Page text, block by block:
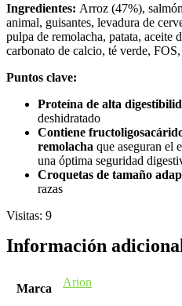
Ingredientes: Arroz (47%),
animal, guisantes, levadura de
pulpa de remolacha, patata, aceite
carbonato de calcio, té verde,
Puntos clave:
Proteína de alta
deshidratado
Contiene fructoligosacá
remolacha que aseguran el
una óptima seguridad
Croquetas de tamaño
razas
Visitas: 9
Información
Marca Arion